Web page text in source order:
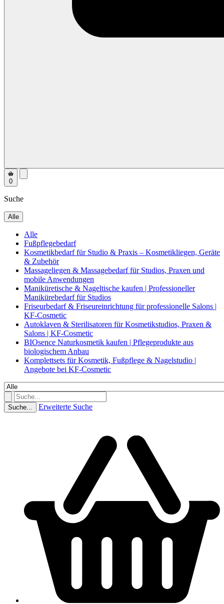
0
Suche
Alle
Alle
Fußpflegebedarf
Kosmetikbedarf für Studio & Praxis – Kosmetikliegen, Geräte
& Zubehör
Massageliegen & Massagebedarf für Studios, Praxen und
mobile Anwendungen
Maniküretische & Nageltische kaufen | Professioneller
Manikürebedarf für Studios
Friseurbedarf & Friseureinrichtung für professionelle Salons |
KF-Cosmetic
Autoklaven & Sterilisatoren für Kosmetikstudios, Praxen &
Salons | KF-Cosmetic
BIOsence Naturkosmetik kaufen | Pflegeprodukte aus
biologischem Anbau
Komplettsets für Kosmetik, Fußpflege & Nagelstudio |
Angebote bei KF-Cosmetic
Suche... Erweiterte Suche